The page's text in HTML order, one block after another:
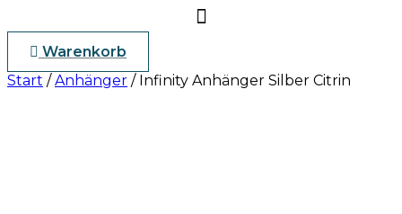
Warenkorb
Start /Anhänger / Infinity Anhänger Silber Citrin